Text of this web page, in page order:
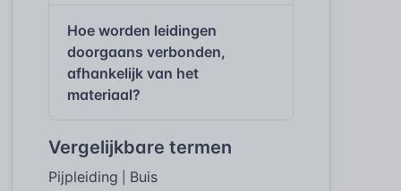
Hoe worden leidingen
doorgaans verbonden,
afhankelijk van het
materiaal?
Vergelijkbare termen
Pijpleiding Buis